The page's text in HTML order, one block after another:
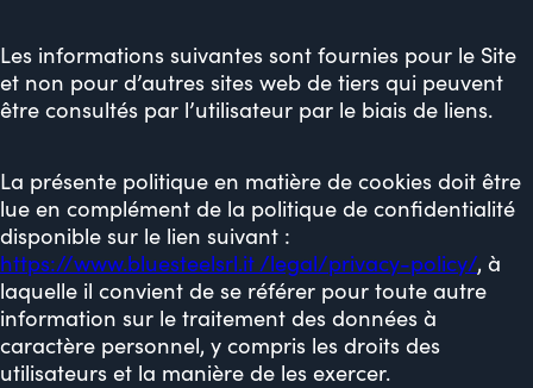
Les informations suivantes sont fournies pour le Site
et non pour d’autres sites web de tiers qui peuvent
être consultés par l’utilisateur par le biais de liens.
La présente politique en matière de cookies doit être
lue en complément de la politique de confidentialité
disponible sur le lien suivant :
https://www.bluesteelsrl.it /legal/privacy-policy/, à
laquelle il convient de se référer pour toute autre
information sur le traitement des données à
caractère personnel, y compris les droits des
utilisateurs et la manière de les exercer.